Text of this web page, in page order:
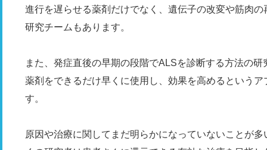
進行を遅らせる薬剤だけでなく、遺伝子の改変や筋肉
研究チームもあります。
また、発症直後の早期の段階でALSを診断する方法の
薬剤をできるだけ早くに使用し、効果を高めるという
す。
原因や治療に関してまだ明らかになっていないことが